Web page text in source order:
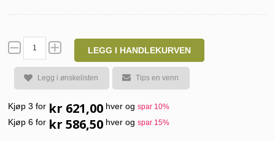
LEGG I HANDLEKURVEN
Legg i ønskelisten Tips en venn
Kjøp 3 for kr 621,00 hver og spar 10%
Kjøp 6 for kr 586,50 hver og spar 15%